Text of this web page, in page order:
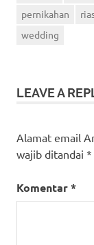
pernikahan
wedding
LEAVE A
Alamat email
wajib ditandai *
Komentar*